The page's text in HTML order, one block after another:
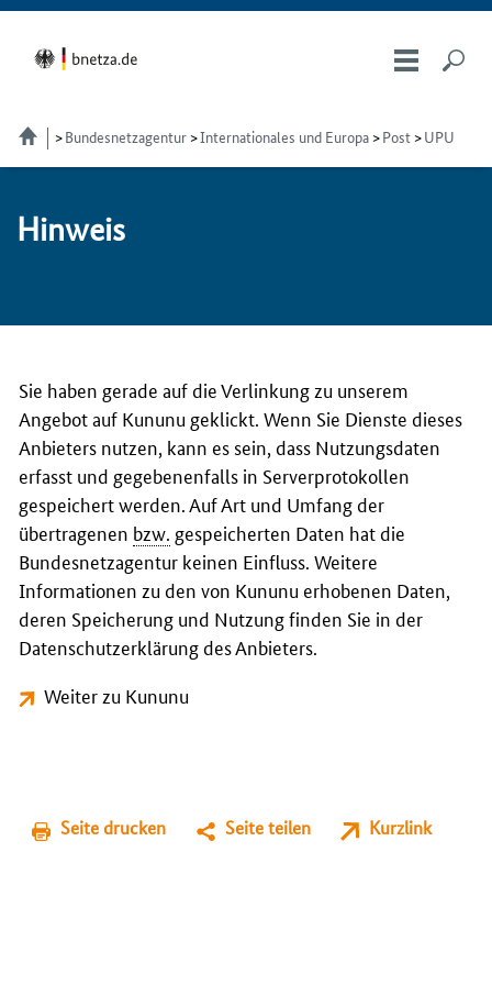
Bundesnetzagentur Internationales und Europa Post UPU
Hin­weis
Sie haben gerade auf die Verlinkung zu unserem
Angebot auf Kununu geklickt. Wenn Sie Dienste dieses
Anbieters nutzen, kann es sein, dass Nutzungsdaten
erfasst und gegebenenfalls in Serverprotokollen
gespeichert werden. Auf Art und Umfang der
übertragenen bzw. gespeicherten Daten hat die
Bundesnetzagentur keinen Einfluss. Weitere
Informationen zu den von Kununu erhobenen Daten,
deren Speicherung und Nutzung finden Sie in der
Datenschutzerklärung des Anbieters.
Weiter zu Kununu
Seite drucken Seite teilen Kurzlink